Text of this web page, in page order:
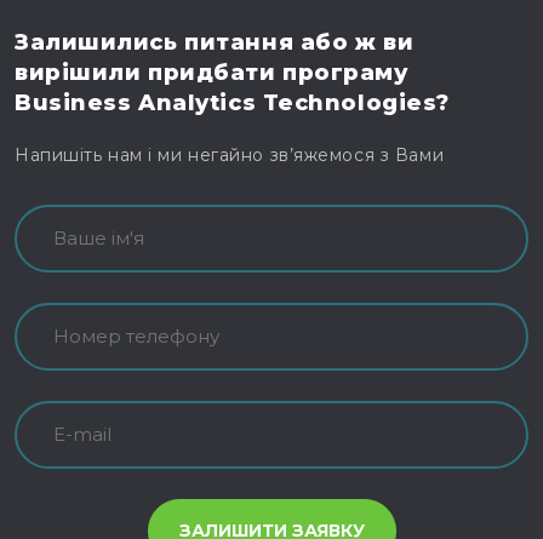
Залишились питання або ж ви
вирішили придбати програму
Business Analytics Technologies?
Напишіть нам і ми негайно зв’яжемося з Вами